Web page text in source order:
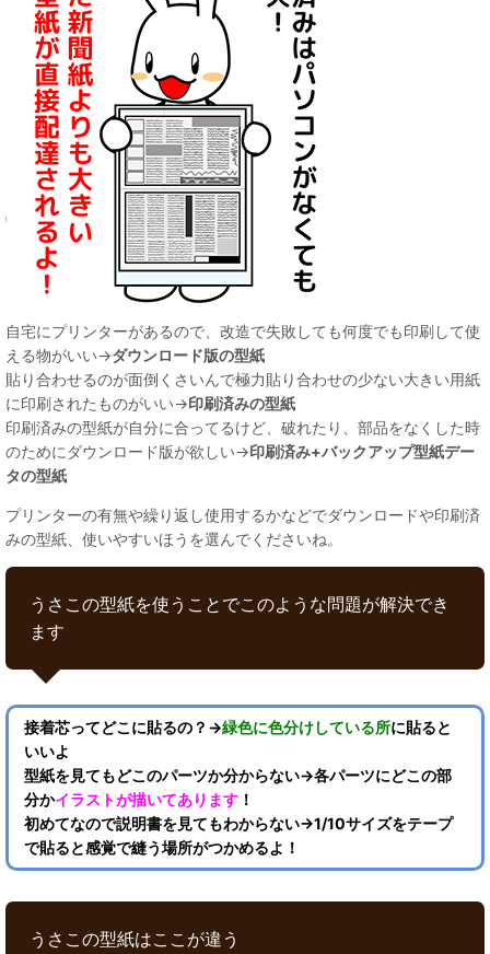
自宅にプリンターがあるので、改造で失敗しても何度でも印刷して使
える物がいい→ダウンロード版の型紙
貼り合わせるのが面倒くさいんで極力貼り合わせの少ない大きい用紙
に印刷されたものがいい→印刷済みの型紙
印刷済みの型紙が自分に合ってるけど、破れたり、部品をなくした時
のためにダウンロード版が欲しい→印刷済み+バックアップ型紙デー
タの型紙
プリンターの有無や繰り返し使用するかなどでダウンロードや印刷済
みの型紙、使いやすいほうを選んでくださいね。
うさこの型紙を使うことでこのような問題が解決でき
ます
接着芯ってどこに貼るの？→緑色に色分けしている所に貼ると
いいよ
型紙を見てもどこのパーツか分からない→各パーツにどこの部
分かイラストが描いてあります ！
初めてなので説明書を見てもわからない→1/10サイズをテープ
で貼ると感覚で縫う場所がつかめるよ！
うさこの型紙はここが違う